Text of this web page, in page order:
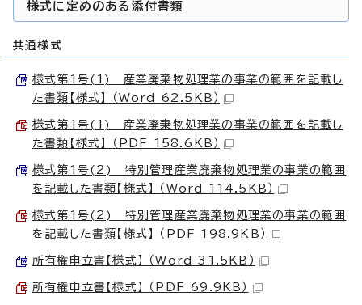
様式に定めのある添付書類
共通様式
様式第1号(1) 産業廃棄物処理業の事業の範囲を記載し
た書類【様式】 （Word 62.5KB）
様式第1号(1) 産業廃棄物処理業の事業の範囲を記載し
た書類【様式】 （PDF 158.6KB）
様式第1号(2) 特別管理産業廃棄物処理業の事業の範囲
を記載した書類【様式】 （Word 114.5KB）
様式第1号(2) 特別管理産業廃棄物処理業の事業の範囲
を記載した書類【様式】 （PDF 198.9KB）
所有権申立書【様式】 （Word 31.5KB）
所有権申立書【様式】 （PDF 69.9KB）